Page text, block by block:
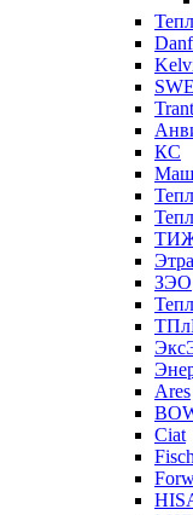
КС
Этра
ЗЭО
Ares
Ciat